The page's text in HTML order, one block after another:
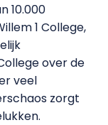
10.000
1 College,
over de
veel
zorgt